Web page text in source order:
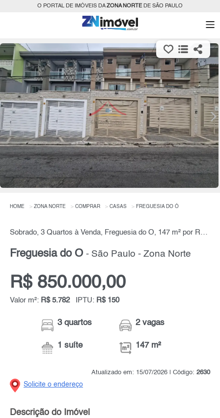
O PORTAL DE IMÓVEIS DAZONA NORTEDE SÃO PAULO
HOME ZONA NORTE COMPRAR CASAS FREGUESIA DO Ó
Sobrado, 3 Quartos à Venda, Freguesia do Ó, 147 m² por R$ 850.000,00
Freguesia do Ó - São Paulo - Zona Norte
R$ 850.000,00
Valor m²: R$ 5.782 IPTU: R$ 150
3 quartos
1 suíte
2 vagas
147 m²
Atualizado em: 15/07/2026 | Código: 2630
Solicite o endereço
Descrição do Imóvel